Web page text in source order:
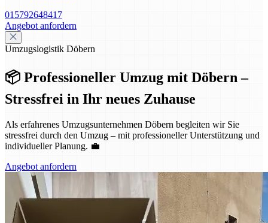
015792648417
Angebot anfordern
Umzugslogistik Döbern
📦 Professioneller Umzug mit Döbern –
Stressfrei in Ihr neues Zuhause
Als erfahrenes Umzugsunternehmen Döbern begleiten wir Sie
stressfrei durch den Umzug – mit professioneller Unterstützung und
individueller Planung. 💼
Angebot anfordern